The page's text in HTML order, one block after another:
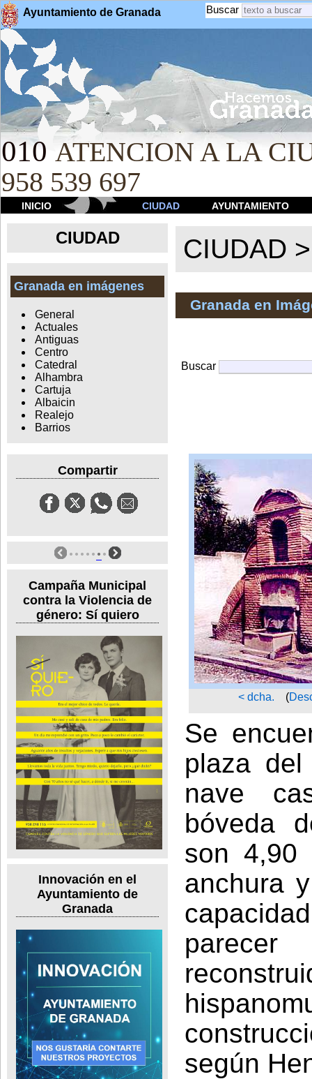
Ayuntamiento de Granada Buscar
010 ATENCION A LA
958 539 697
INICIO CIUDAD AYUNTAMIENTO
CIUDAD
Granada en imágenes
General
Actuales
Antiguas
Centro
Catedral
Alhambra
Cartuja
Albaicin
Realejo
Barrios
Compartir
Campaña Municipal
contra la Violencia de
género: Sí quiero
Innovación en el
Ayuntamiento de
Granada
CIUDAD
Granada en
Buscar
< dcha. (
Se
plaza
nave
bóveda
son 4,90
anchura
según